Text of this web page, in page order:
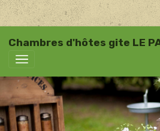
Chambres d'hôtes gite LE